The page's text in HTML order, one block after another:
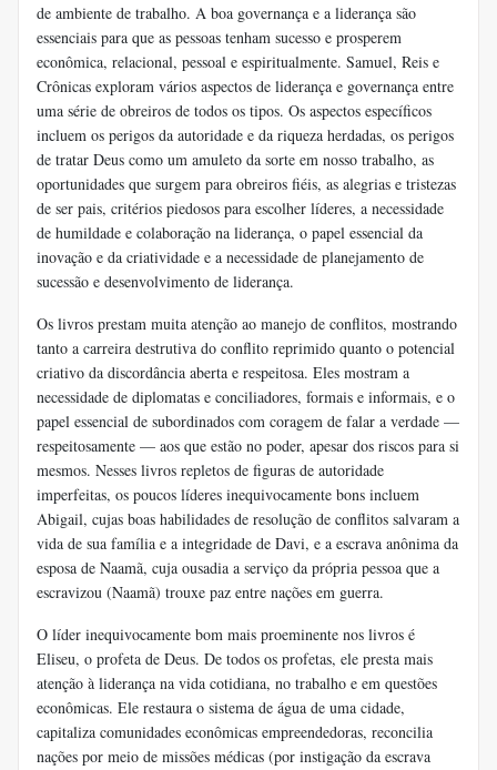
de ambiente de trabalho. A boa governança e a liderança são
essenciais para que as pessoas tenham sucesso e prosperem
econômica, relacional, pessoal e espiritualmente. Samuel, Reis e
Crônicas exploram vários aspectos de liderança e governança entre
uma série de obreiros de todos os tipos. Os aspectos específicos
incluem os perigos da autoridade e da riqueza herdadas, os perigos
de tratar Deus como um amuleto da sorte em nosso trabalho, as
oportunidades que surgem para obreiros fiéis, as alegrias e tristezas
de ser pais, critérios piedosos para escolher líderes, a necessidade
de humildade e colaboração na liderança, o papel essencial da
inovação e da criatividade e a necessidade de planejamento de
sucessão e desenvolvimento de liderança.
Os livros prestam muita atenção ao manejo de conflitos, mostrando
tanto a carreira destrutiva do conflito reprimido quanto o potencial
criativo da discordância aberta e respeitosa. Eles mostram a
necessidade de diplomatas e conciliadores, formais e informais, e o
papel essencial de subordinados com coragem de falar a verdade —
respeitosamente — aos que estão no poder, apesar dos riscos para si
mesmos. Nesses livros repletos de figuras de autoridade
imperfeitas, os poucos líderes inequivocamente bons incluem
Abigail, cujas boas habilidades de resolução de conflitos salvaram a
vida de sua família e a integridade de Davi, e a escrava anônima da
esposa de Naamã, cuja ousadia a serviço da própria pessoa que a
escravizou (Naamã) trouxe paz entre nações em guerra.
O líder inequivocamente bom mais proeminente nos livros é
Eliseu, o profeta de Deus. De todos os profetas, ele presta mais
atenção à liderança na vida cotidiana, no trabalho e em questões
econômicas. Ele restaura o sistema de água de uma cidade,
capitaliza comunidades econômicas empreendedoras, reconcilia
nações por meio de missões médicas (por instigação da escrava